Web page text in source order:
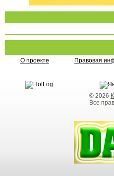
О проекте Правовая
© 2026
Все